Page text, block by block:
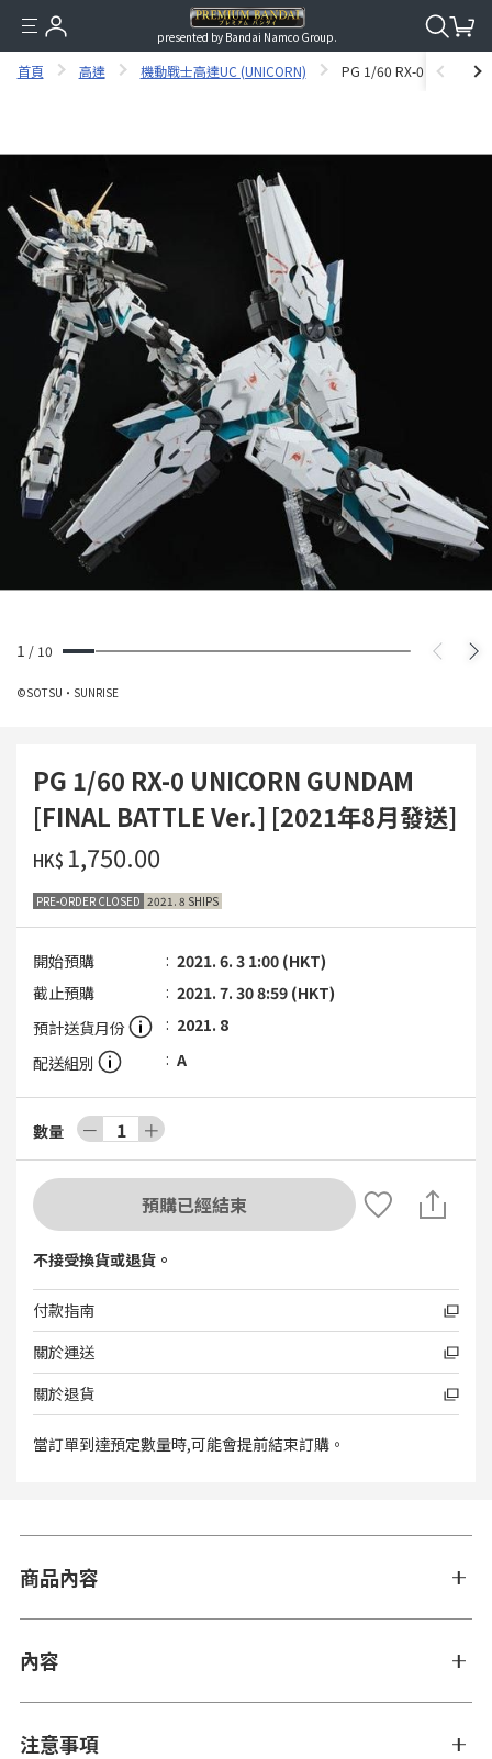
presented by Bandai Namco Group.
首頁 高達 機動戰士高達UC (UNICORN) PG 1/60 RX-0 UNICORN
1 / 10
©SOTSU・SUNRISE
PG 1/60 RX-0 UNICORN GUNDAM
[FINAL BATTLE Ver.] [2021年8月發送]
HK$ ‌1,750.00
PRE-ORDER CLOSED 2021. 8 SHIPS
開始預購
2021. 6. 3 1:00 (HKT)
截止預購
2021. 7. 30 8:59 (HKT)
預計送貨月份
2021. 8
配送組別
A
數量 － 1 ＋
預購已經結束
不接受換貨或退貨。
付款指南
關於運送
關於退貨
當訂單到達預定數量時,可能會提前結束訂購。
商品內容
內容
注意事項